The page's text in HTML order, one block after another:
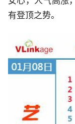
有登顶之势。